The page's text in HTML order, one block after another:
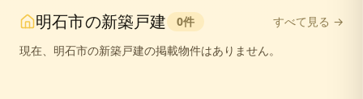
明石市の新築戸建 0件
すべて見る →
現在、 明石市の新築戸建の掲載物件はありません。